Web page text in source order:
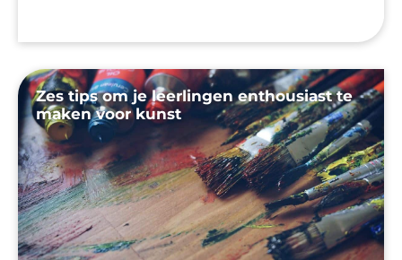
Zes tips om je leerlingen enthousiast te
maken voor kunst